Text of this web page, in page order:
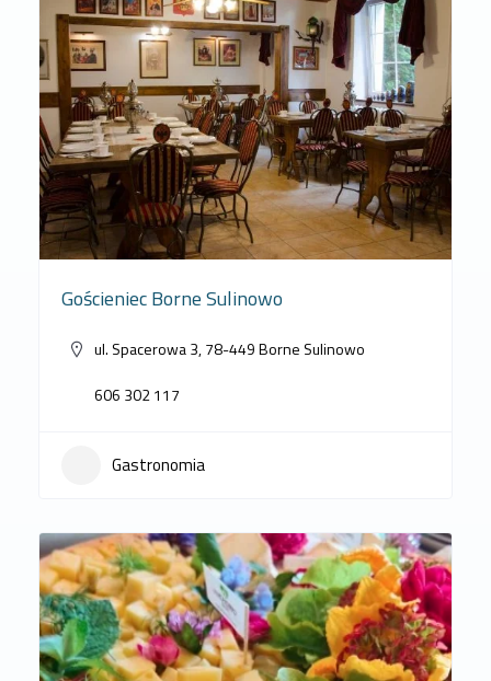
Gościeniec Borne Sulinowo
ul. Spacerowa 3, 78-449 Borne Sulinowo
606 302 117
Gastronomia